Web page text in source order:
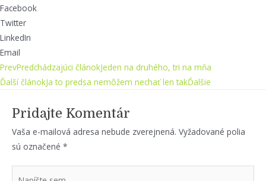
Facebook
Twitter
LinkedIn
Email
PrevPredchádzajúci článokJeden na druhého, tri na mňa
Ďalší článokJa to predsa nemôžem nechať len takĎalšie
Pridajte Komentár
Vaša e-mailová adresa nebude zverejnená. Vyžadované polia
sú označené *